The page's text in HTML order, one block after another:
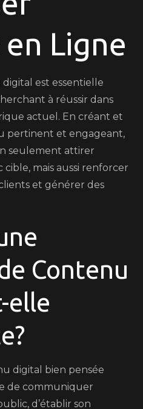
en Ligne
est essentielle
à réussir dans
actuel. En créant et
pertinent et engageant,
seulement attirer
cible, mais aussi renforcer
et générer des
Contenu
elle
digital bien pensée
de communiquer
d’établir son